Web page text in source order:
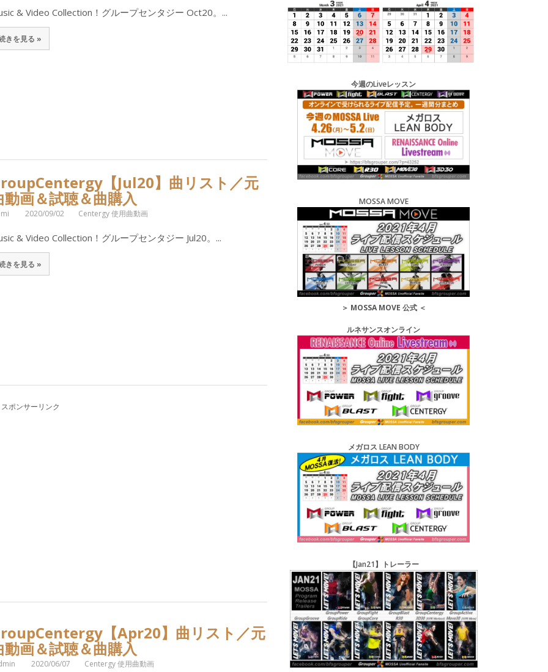
& Video Collection！グループセンタジー Oct20。...
きを見る »
【Jul20】曲リスト／元
動画＆試聴＆曲購入
2020/09/02 Centergy 使用曲動画
& Video Collection！グループセンタジー Jul20。...
きを見る »
スポンサーリンク
【Apr20】曲リスト／元
動画＆試聴＆曲購入
2020/06/07 Centergy 使用曲動画
今週のLiveレッスン
MOSSA MOVE
＞ MOSSA MOVE 公式＜
ルネサンスオンライン
メガロス LEAN BODY
【Jan21】トレーラー